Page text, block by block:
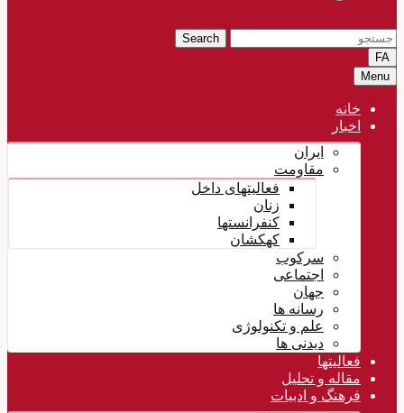
Search
FA
Menu
خانه
اخبار
ایران
مقاومت
فعالیتهای داخل
زنان
کنفرانستها
کهکشان
سرکوب
اجتماعی
جهان
رسانه ها
علم و تکنولوژی
دیدنی ها
فعالیتها
مقاله و تحلیل
فرهنگ و ادبیات